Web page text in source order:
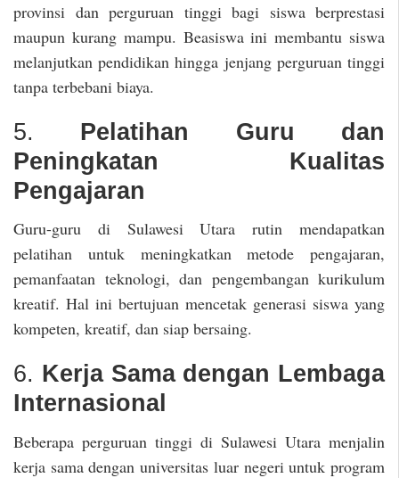
provinsi dan perguruan tinggi bagi siswa berprestasi
maupun kurang mampu. Beasiswa ini membantu siswa
melanjutkan pendidikan hingga jenjang perguruan tinggi
tanpa terbebani biaya.
5. Pelatihan Guru dan
Peningkatan Kualitas
Pengajaran
Guru-guru di Sulawesi Utara rutin mendapatkan
pelatihan untuk meningkatkan metode pengajaran,
pemanfaatan teknologi, dan pengembangan kurikulum
kreatif. Hal ini bertujuan mencetak generasi siswa yang
kompeten, kreatif, dan siap bersaing.
6. Kerja Sama dengan Lembaga
Internasional
Beberapa perguruan tinggi di Sulawesi Utara menjalin
kerja sama dengan universitas luar negeri untuk program